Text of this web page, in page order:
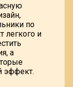
по
легкого и
а
эффект.